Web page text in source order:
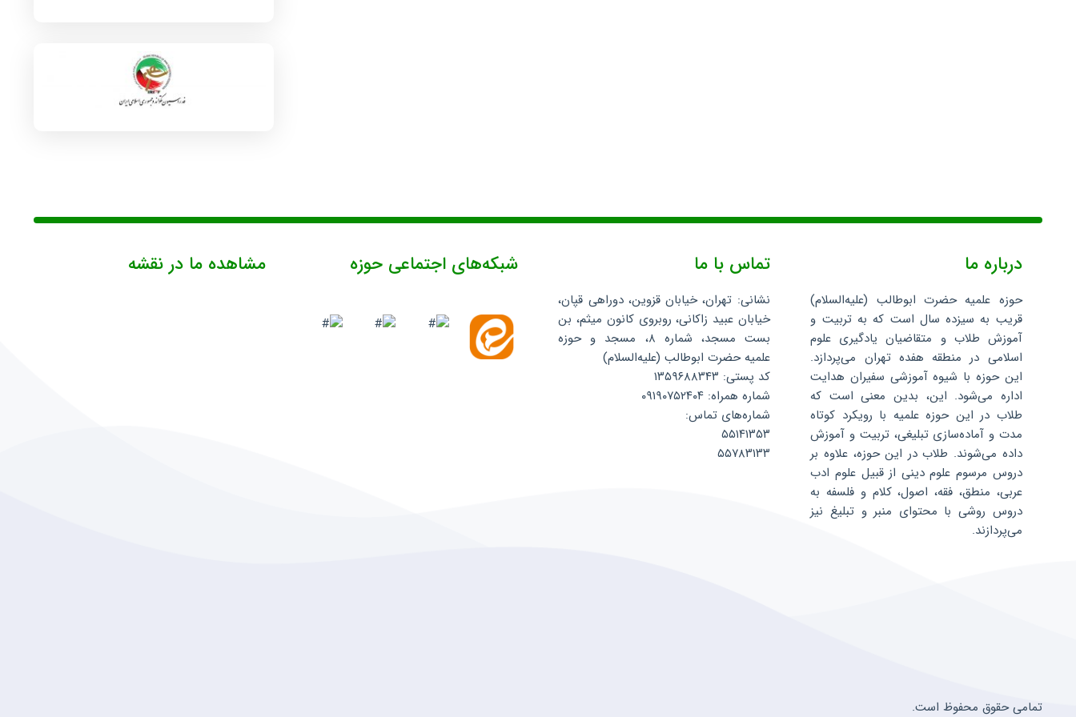
درباره ما
حوزه علمیه حضرت ابوطالب (علیه‌السلام)
قریب به سیزده سال است که به تربیت و
آموزش طلاب و متقاضیان یادگیری علوم
اسلامی در منطقه هفده تهران می‌پردازد.
این حوزه با شیوه آموزشی سفیران هدایت
اداره می‌شود. این، بدین معنی است که
طلاب در این حوزه علمیه با رویکرد کوتاه
مدت و آماده‌سازی تبلیغی، تربیت و آموزش
داده می‌شوند. طلاب در این حوزه، علاوه بر
دروس مرسوم علوم دینی از قبیل علوم ادب
عربی، منطق، فقه، اصول، کلام و فلسفه به
دروس روشی با محتوای منبر و تبلیغ نیز
می‌پردازند.
تماس با ما
نشانی: تهران، خیابان قزوین، دوراهی قپان،
خیابان عبید زاکانی، روبروی کانون میثم، بن
بست مسجد، شماره ۸، مسجد و حوزه
علمیه حضرت ابوطالب (علیه‌السلام)
کد پستی: ۱۳۵۹۶۸۸۳۴۳
شماره همراه: ۰۹۱۹۰۷۵۲۴۰۴
شماره‌های تماس:
۵۵۱۴۱۳۵۳
۵۵۷۸۳۱۳۳
شبکه‌های اجتماعی حوزه مشاهده ما در نقشه
تمامی حقوق محفوظ است.